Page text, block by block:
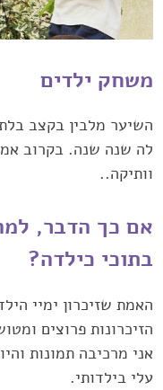
משחק ילדים
השיער מלבין בקצב
לה שנה שנה. ‏בקרוב
וותיקה..
אם כך הדבר,
בתוכי כילדה?‏
האמת שזיכרון ימיי
הזיכרונות פרוצים
אני מרכיבה תמונות
עלי בילדותי.‏